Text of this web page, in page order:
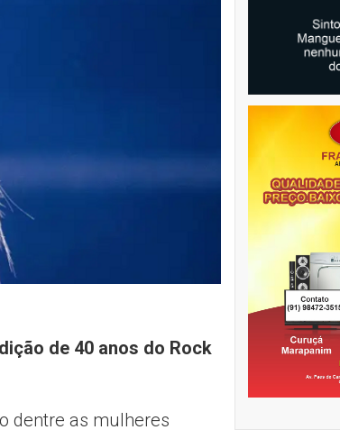
de 40 anos do Rock
dentre as mulheres